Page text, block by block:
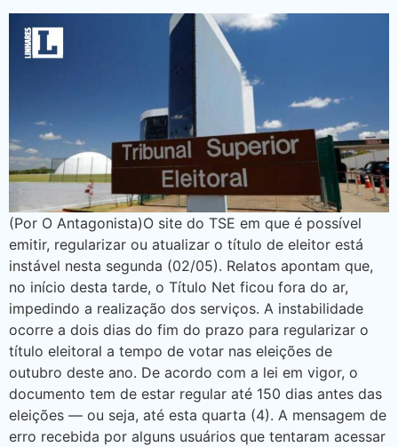
(Por O Antagonista)O site do TSE em que é possível
emitir, regularizar ou atualizar o título de eleitor está
instável nesta segunda (02/05). Relatos apontam que,
no início desta tarde, o Título Net ficou fora do ar,
impedindo a realização dos serviços. A instabilidade
ocorre a dois dias do fim do prazo para regularizar o
título eleitoral a tempo de votar nas eleições de
outubro deste ano. De acordo com a lei em vigor, o
documento tem de estar regular até 150 dias antes das
eleições — ou seja, até esta quarta (4). A mensagem de
erro recebida por alguns usuários que tentaram acessar